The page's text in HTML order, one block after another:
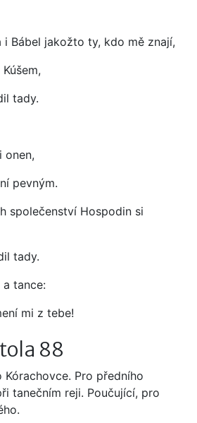
i Bábel jakožto ty, kdo mě znají,
tady.
onen,
pevným.
společenství Hospodin si
tady.
tance:
mi z tebe!
88
Kórachovce. Pro předního
tanečním reji. Poučující, pro